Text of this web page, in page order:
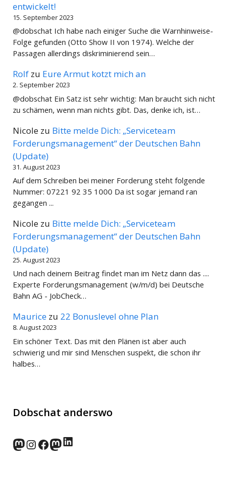
entwickelt!
15. September 2023
@dobschat Ich habe nach einiger Suche die Warnhinweise-
Folge gefunden (Otto Show II von 1974). Welche der
Passagen allerdings diskriminierend sein…
Rolf zu Eure Armut kotzt mich an
2. September 2023
@dobschat Ein Satz ist sehr wichtig: Man braucht sich nicht
zu schämen, wenn man nichts gibt. Das, denke ich, ist…
Nicole zu Bitte melde Dich: „Serviceteam
Forderungsmanagement“ der Deutschen Bahn
(Update)
31. August 2023
Auf dem Schreiben bei meiner Forderung steht folgende
Nummer: 07221 92 35 1000 Da ist sogar jemand ran
gegangen ...
Nicole zu Bitte melde Dich: „Serviceteam
Forderungsmanagement“ der Deutschen Bahn
(Update)
25. August 2023
Und nach deinem Beitrag findet man im Netz dann das ....
Experte Forderungsmanagement (w/m/d) bei Deutsche
Bahn AG - JobCheck…
Maurice zu 22 Bonuslevel ohne Plan
8. August 2023
Ein schöner Text. Das mit den Plänen ist aber auch
schwierig und mir sind Menschen suspekt, die schon ihr
halbes…
Dobschat anderswo
norden.social
Instagram
Facebook
wp-punks.social
LinkedIn